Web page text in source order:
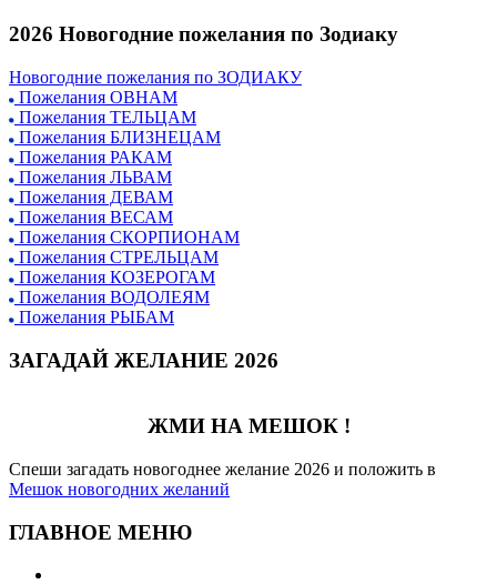
2026 Новогодние пожелания по Зодиаку
Новогодние пожелания по ЗОДИАКУ
Пожелания ОВНАМ
Пожелания ТЕЛЬЦАМ
Пожелания БЛИЗНЕЦАМ
Пожелания РАКАМ
Пожелания ЛЬВАМ
Пожелания ДЕВАМ
Пожелания ВЕСАМ
Пожелания СКОРПИОНАМ
Пожелания СТРЕЛЬЦАМ
Пожелания КОЗЕРОГАМ
Пожелания ВОДОЛЕЯМ
Пожелания РЫБАМ
ЗАГАДАЙ ЖЕЛАНИЕ 2026
ЖМИ НА МЕШОК !
Спеши загадать новогоднее желание 2026 и положить в
Мешок новогодних желаний
ГЛАВНОЕ МЕНЮ